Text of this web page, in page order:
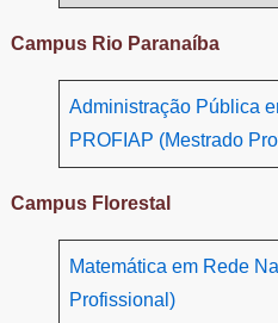
Campus Rio Paranaíba
Administração Pública
PROFIAP (Mestrado
Campus Florestal
Matemática em Rede
Profissional)